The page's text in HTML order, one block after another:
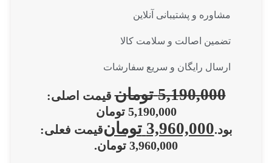
مشاوره و پشتیبانی آنلاین
تضمین اصالت و سلامت کالا
ارسال رایگان و سریع سفارشات
5,190,000 تومان قیمت اصلی:
5,190,000 تومان
بود.3,960,000 تومانقیمت فعلی:
3,960,000 تومان.